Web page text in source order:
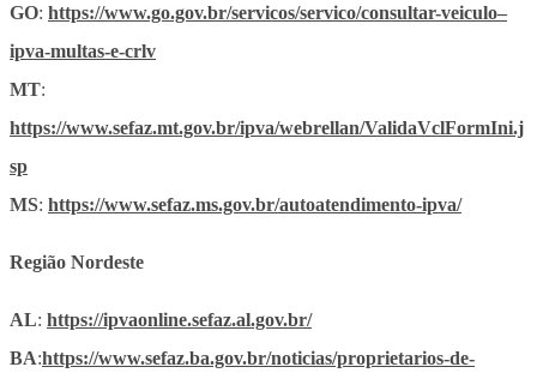
GO: https://www.go.gov.br/servicos/servico/consultar-veiculo–
ipva-multas-e-crlv
MT:
https://www.sefaz.mt.gov.br/ipva/webrellan/ValidaVclFormIni.j
sp
MS: https://www.sefaz.ms.gov.br/autoatendimento-ipva/
Região Nordeste
AL: https://ipvaonline.sefaz.al.gov.br/
BA:https://www.sefaz.ba.gov.br/noticias/proprietarios-de-